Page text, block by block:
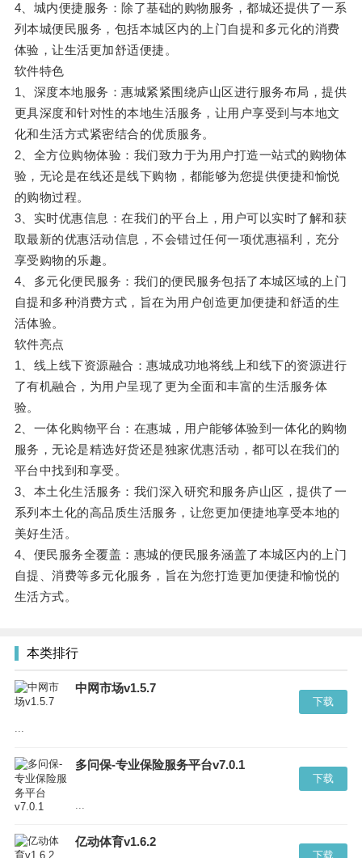
4、城内便捷服务：除了基础的购物服务，都城还提供了一系
列本城便民服务，包括本城区内的上门自提和多元化的消费
体验，让生活更加舒适便捷。
软件特色
1、深度本地服务：惠城紧紧围绕庐山区进行服务布局，提供
更具深度和针对性的本地生活服务，让用户享受到与本地文
化和生活方式紧密结合的优质服务。
2、全方位购物体验：我们致力于为用户打造一站式的购物体
验，无论是在线还是线下购物，都能够为您提供便捷和愉悦
的购物过程。
3、实时优惠信息：在我们的平台上，用户可以实时了解和获
取最新的优惠活动信息，不会错过任何一项优惠福利，充分
享受购物的乐趣。
4、多元化便民服务：我们的便民服务包括了本城区域的上门
自提和多种消费方式，旨在为用户创造更加便捷和舒适的生
活体验。
软件亮点
1、线上线下资源融合：惠城成功地将线上和线下的资源进行
了有机融合，为用户呈现了更为全面和丰富的生活服务体
验。
2、一体化购物平台：在惠城，用户能够体验到一体化的购物
服务，无论是精选好货还是独家优惠活动，都可以在我们的
平台中找到和享受。
3、本土化生活服务：我们深入研究和服务庐山区，提供了一
系列本土化的高品质生活服务，让您更加便捷地享受本地的
美好生活。
4、便民服务全覆盖：惠城的便民服务涵盖了本城区内的上门
自提、消费等多元化服务，旨在为您打造更加便捷和愉悦的
生活方式。
本类排行
中网市场v1.5.7
...
下载
多问保-专业保险服务平台v7.0.1
...
下载
亿动体育v1.6.2
下载